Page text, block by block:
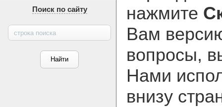
Поиск по сайту
нажмите
Вам
вопросы,
Нами
внизу